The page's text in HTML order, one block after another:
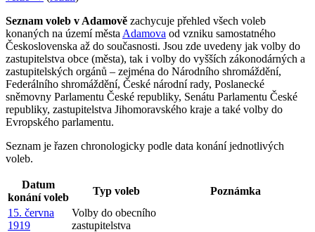
Seznam voleb v Adamově zachycuje přehled všech voleb
konaných na území města Adamova od vzniku samostatného
Československa až do současnosti. Jsou zde uvedeny jak volby do
zastupitelstva obce (města), tak i volby do vyšších zákonodárných a
zastupitelských orgánů – zejména do Národního shromáždění,
Federálního shromáždění, České národní rady, Poslanecké
sněmovny Parlamentu České republiky, Senátu Parlamentu České
republiky, zastupitelstva Jihomoravského kraje a také volby do
Evropského parlamentu.
Seznam je řazen chronologicky podle data konání jednotlivých
voleb.
Datum
konání voleb
Typ voleb
Poznámka
15. června
1919
Volby do obecního
zastupitelstva